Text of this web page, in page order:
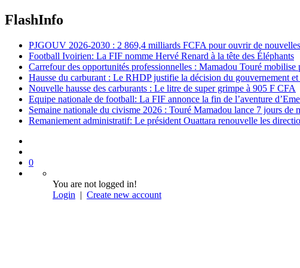
FlashInfo
PJGOUV 2026-2030 : 2 869,4 milliards FCFA pour ouvrir de
Football Ivoirien: La FIF nomme Hervé Renard à la tête des Éléphants
Carrefour des opportunités professionnelles : Mamadou Touré
Hausse du carburant : Le RHDP justifie la décision du gouvernement
Nouvelle hausse des carburants : Le litre de super grimpe à 905 F CFA
Equipe nationale de football: La FIF annonce la fin de l’aventure
Semaine nationale du civisme 2026 : Touré Mamadou lance 7 jours de
Remaniement administratif: Le président Ouattara renouvelle les
0
You are not logged in!
Login | Create new account